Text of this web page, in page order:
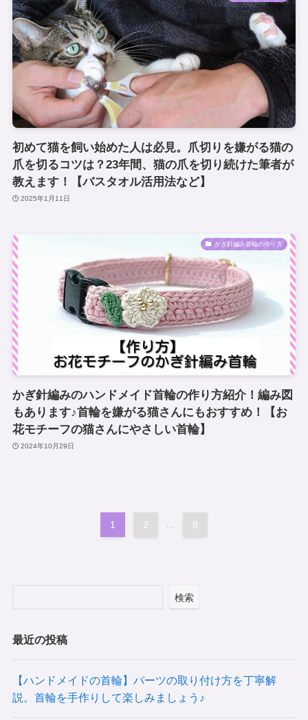
初めて猫を飼い始めた人は必見。爪切りを嫌がる猫の
爪を切るコツは？23年間、猫の爪を切り続けた筆者が
教えます！【バスタオル活用法など】
2025年1月11日
かぎ針編み首輪の作り方
かぎ針編みのハンドメイド首輪の作り方紹介！編み図
もあります♪首輪を嫌がる猫さんにもおすすめ！【お
花モチーフの猫さんにやさしい首輪】
2024年10月29日
1 2 8
検索
最近の投稿
【ハンドメイドの首輪】パーツの取り付け方を丁寧解
説。首輪を手作りして楽しみましょう♪